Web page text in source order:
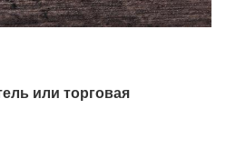
или торговая